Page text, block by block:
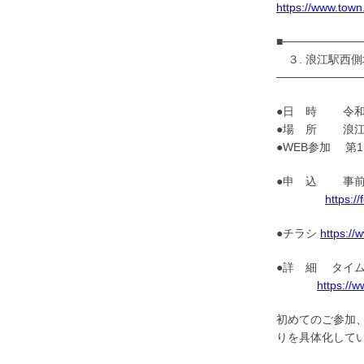
https://
３. 浪江駅西側
●日 時 令和8年
●場 所 浪江町
●WEB参加 第
●申 込 事前申
https://
●チラシ https://
●詳 細 タイ
https://
初めてのご参加
りを具体化して